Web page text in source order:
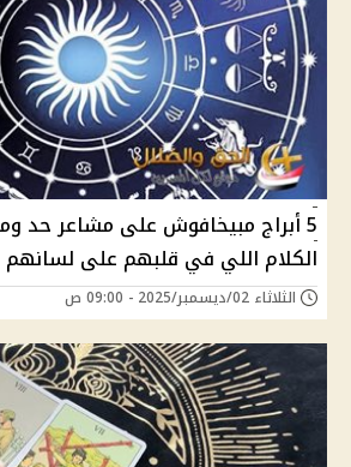
5 أبراج مبيخافوش على مشاعر حد
الكلام اللي في قلبهم على لسانهم
الثلاثاء 02/ديسمبر/2025 - 09:00 ص